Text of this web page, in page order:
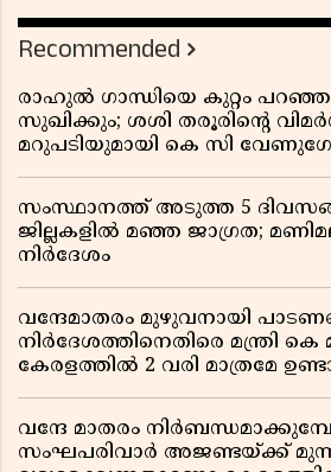
Recommended
രാഹുൽ ഗാന്ധിയെ കുറ്റം
സുഖിക്കും; ശശി തരൂരിന്റെ
മറുപടിയുമായി കെ സി
സംസ്ഥാനത്ത് അടുത്ത 5
ജില്ലകളിൽ മഞ്ഞ ജാഗ്രത;
നിർദേശം
വന്ദേമാതരം മുഴുവനായി
നിർദേശത്തിനെതിരെ മന്ത്രി
കേരളത്തിൽ 2 വരി മാത്രമേ
വന്ദേ മാതരം
സംഘപരിവാർ അജണ്ടയ്ക്ക്